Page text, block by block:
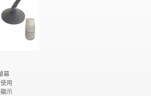
幕
用
示